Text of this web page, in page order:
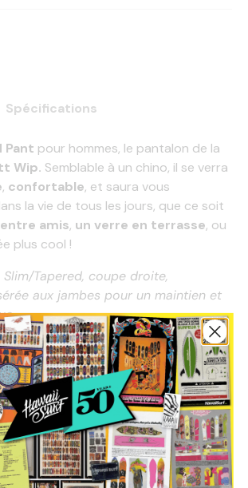
Spécifications
Pant pour hommes, le pantalon de la
Wip. Semblable à un chino, il se verra
, confortable, et saura vous
la vie de tous les jours, que ce soit
amis, un verre en terrasse, ou
plus cool !
Tapered, coupe droite,
aux jambes pour un maintien et
bouton
latérales
Coton/38% T400®/16% Polyester